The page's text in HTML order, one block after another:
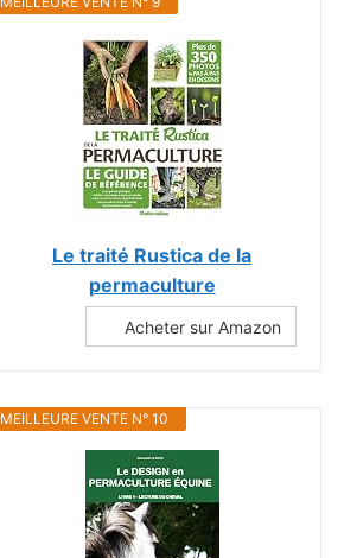
Le traité Rustica de la
permaculture
Acheter sur Amazon
MEILLEURE VENTE N° 10